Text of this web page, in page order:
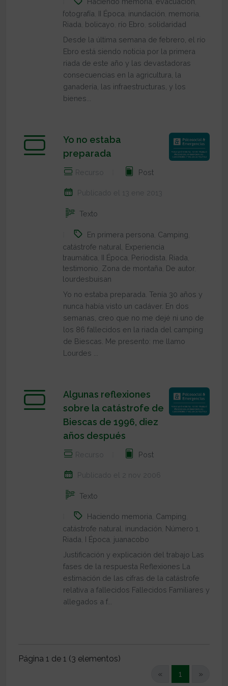
fotografía II Época inundación memoria
Riada bolicayo río Ebro solidaridad
Desde la última semana de febrero, el río
Ebro está siendo noticia por la primera
riada de este año y las devastadoras
consecuencias en la agricultura, la
ganadería, las infraestructuras, y los
bienes...
Yo no estaba
preparada
Recurso Post
Publicado el 13 ene 2013
Texto
En primera persona Camping
catástrofe natural Experiencia
traumática II Época Periodista Riada
testimonio Zona de montaña De autor,
lourdesbuisan
Yo no estaba preparada. Tenía 30 años y
nunca había visto un cadáver. En dos
semanas, creo que no me dejé ni uno de
los 86 fallecidos en la riada del camping
de Biescas. Me presento: me llamo
Lourdes ...
Algunas reflexiones
sobre la catástrofe de
Biescas de 1996, diez
años después
Recurso Post
Publicado el 2 nov 2006
Texto
Haciendo memoria Camping
catástrofe natural inundación Número 1
Riada
I Época juanacobo
Justificación y explicación del trabajo Las
fases de la respuesta Reflexiones La
estimación de las cifras de la catástrofe
relativa a fallecidos Fallecidos Familiares y
allegados a f...
Página 1 de 1 (3 elementos)
«
1 (current)
»